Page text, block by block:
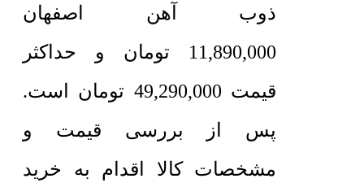
ذوب آهن اصفهان
11,890,000
تومان و حداکثر
قیمت 49,290,000 تومان است.
پس از بررسی قیمت و
مشخصات کالا اقدام به خرید